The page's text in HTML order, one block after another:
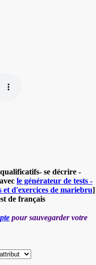
se décrire -
avec le générateur de tests -
et d'exercices de mariebru]
de français
pour sauvegarder votre